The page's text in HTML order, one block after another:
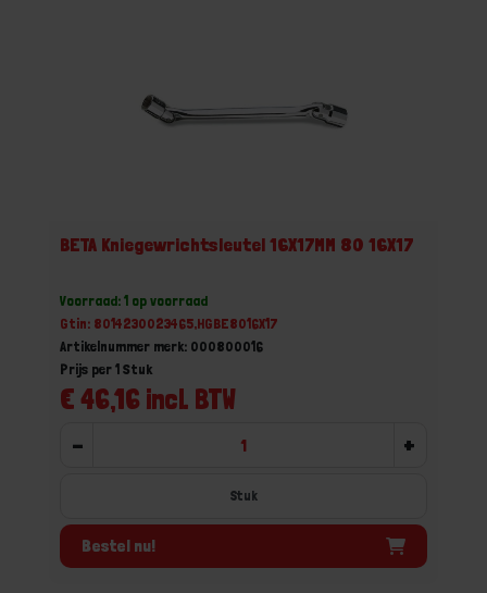
BETA Kniegewrichtsleutel 16X17MM 80 16X17
Voorraad: 1 op voorraad
Gtin: 8014230023465,HGBE8016X17
Artikelnummer merk: 000800016
€ 46,16 incl. BTW
Prijs per 1 Stuk
- +
Stuk
Bestel nu!